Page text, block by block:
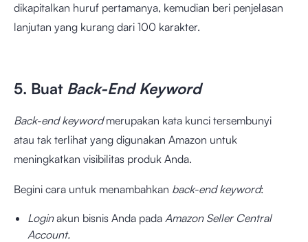
dikapitalkan huruf pertamanya, kemudian beri penjelasan
lanjutan yang kurang dari 100 karakter.
5. Buat Back-End Keyword
Back-end keywordmerupakan kata kunci tersembunyi
atau tak terlihat yang digunakan Amazon untuk
meningkatkan visibilitas produk Anda.
Begini cara untuk menambahkan back-end keyword:
Loginakun bisnis Anda pada Amazon Seller Central
Account.